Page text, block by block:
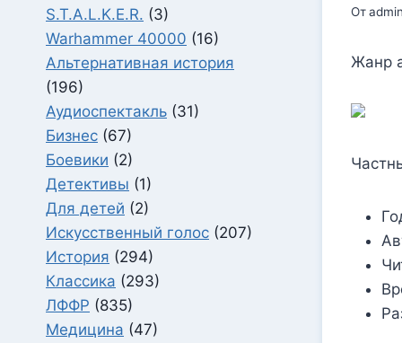
Отadmin
Жанр
S.T.A.L.K.E.R. (3)
Warhammer 40000 (16)
Альтернативная история
(196)
Аудиоспектакль (31)
Бизнес (67)
Боевики (2)
Детективы (1)
Для детей (2)
Искусственный голос (207)
История (294)
Классика (293)
ЛФФР (835)
Медицина (47)